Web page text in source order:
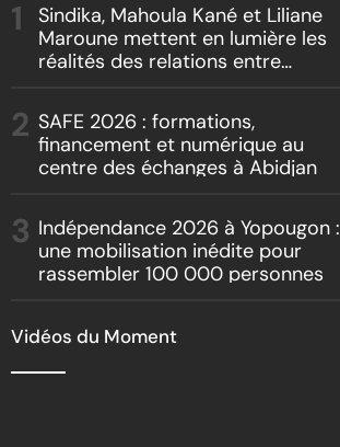
Sindika, Mahoula Kané et Liliane
Maroune mettent en lumière les
réalités des relations entre
« Boss vs Boss »
SAFE 2026 : formations,
financement et numérique au
centre des échanges à Abidjan
Indépendance 2026 à Yopougon :
une mobilisation inédite pour
rassembler 100 000 personnes
Vidéos du Moment